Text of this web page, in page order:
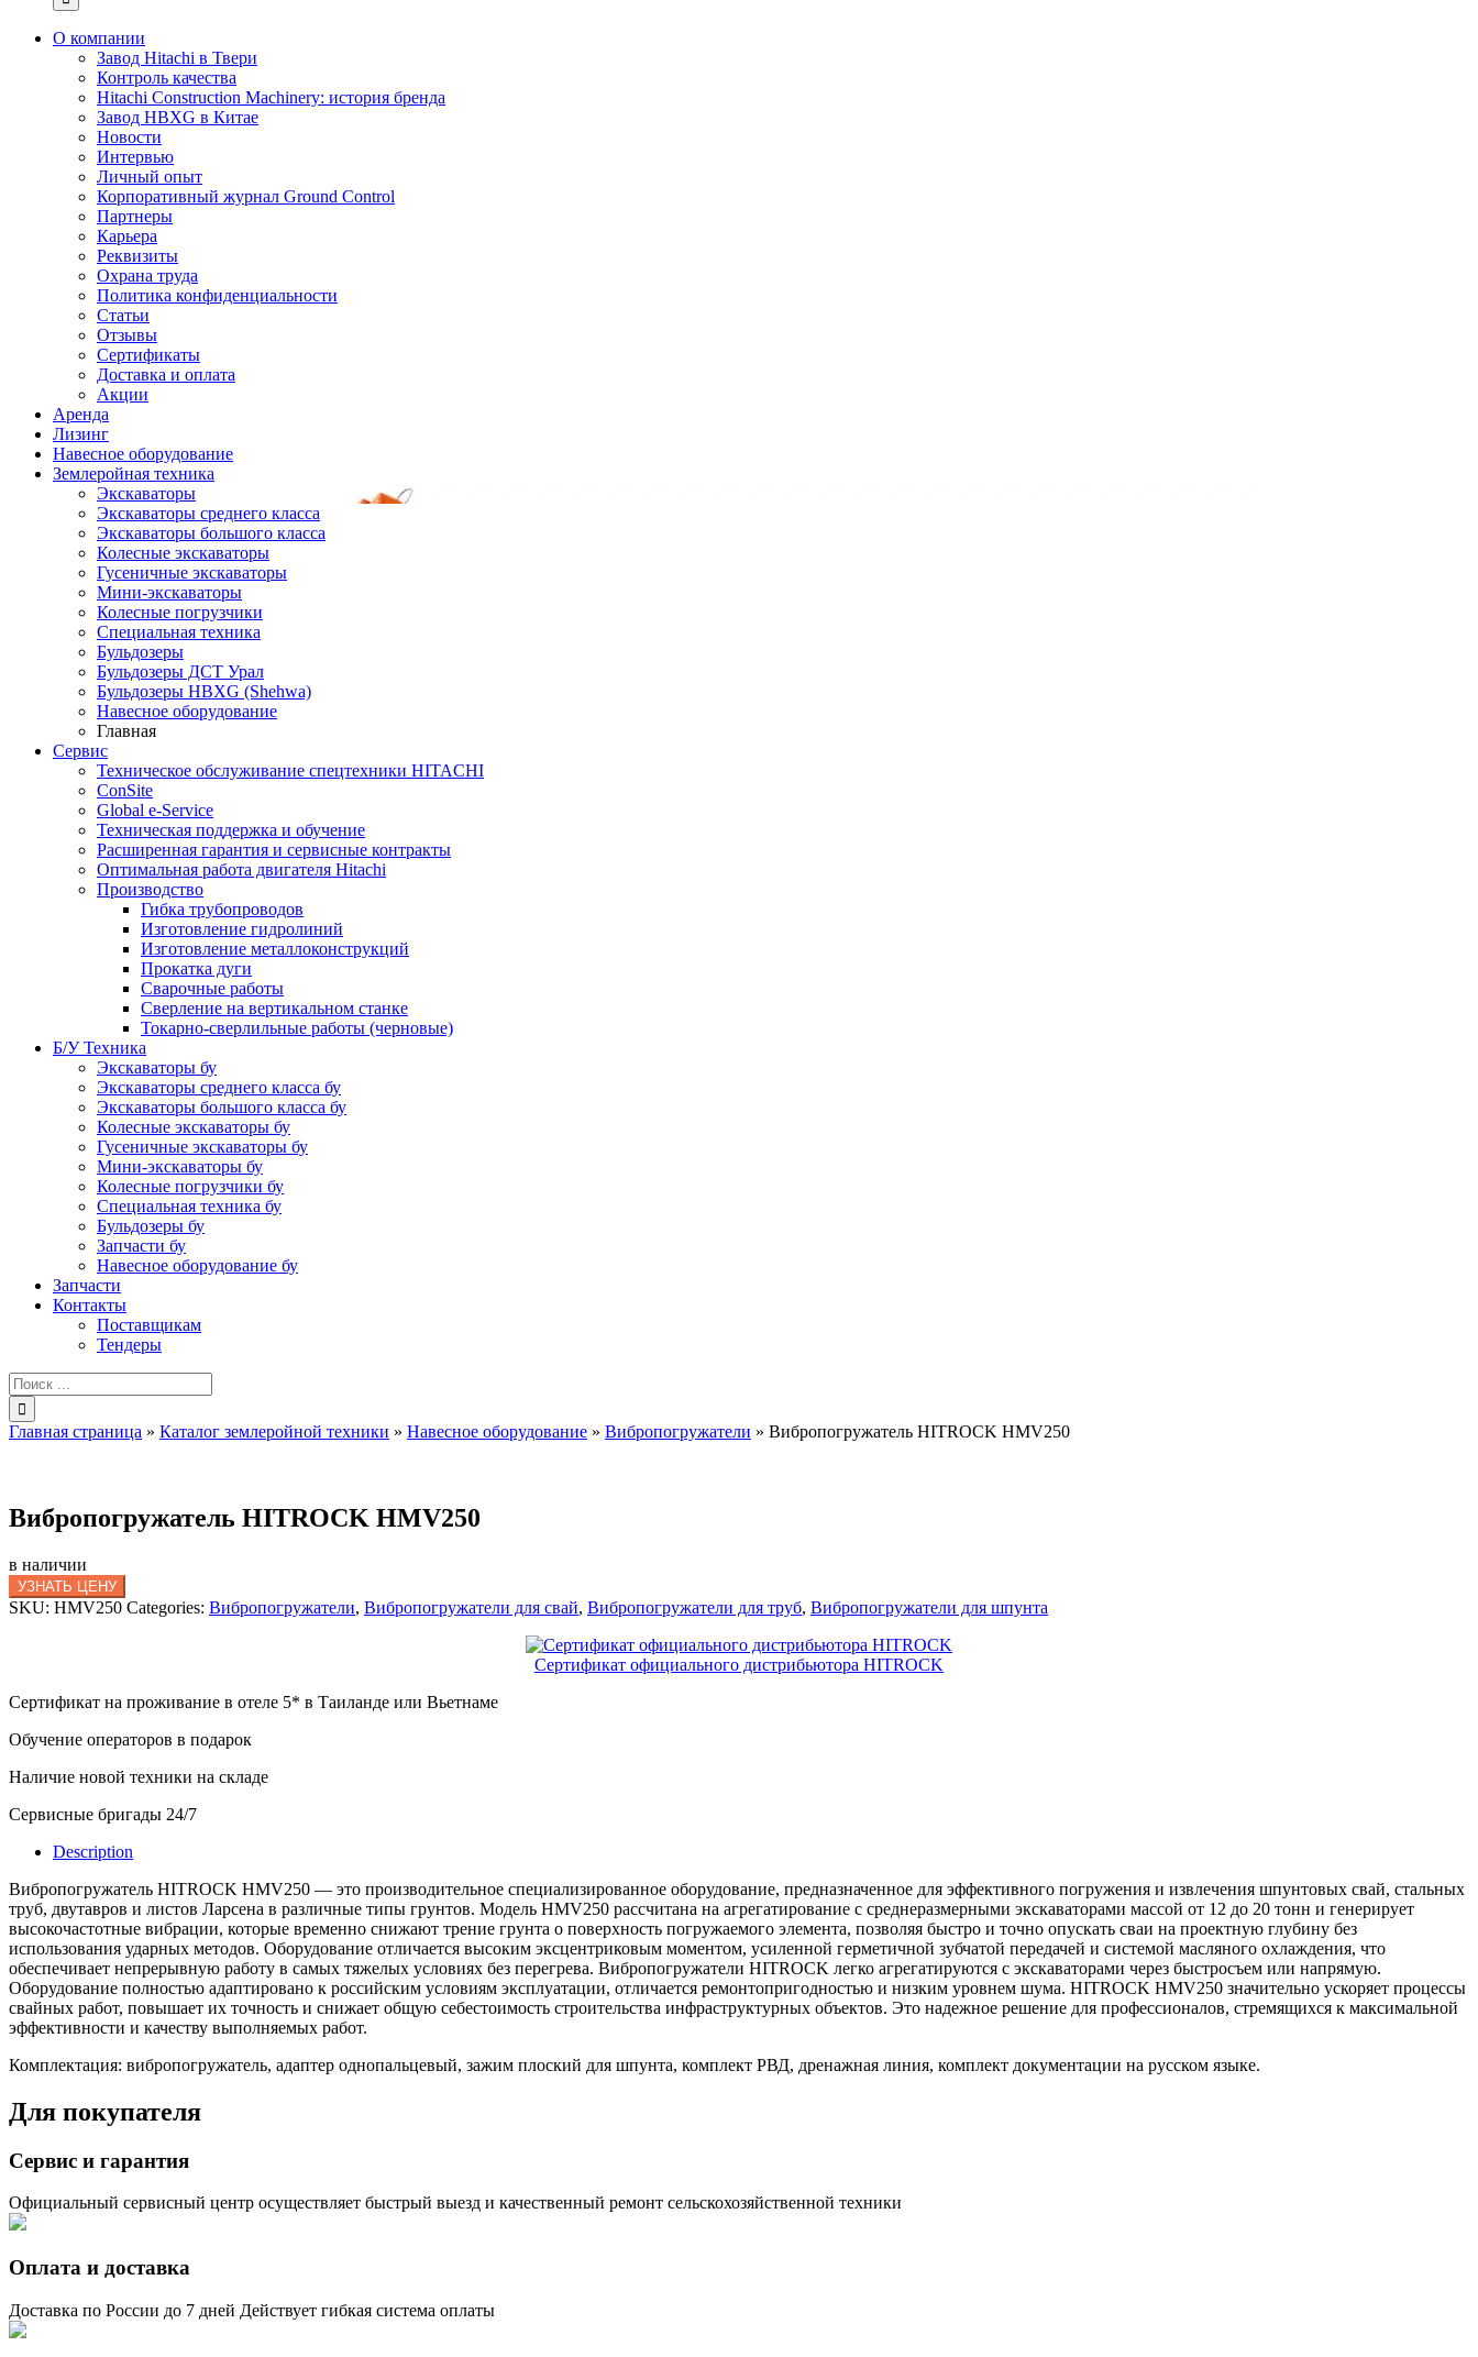
О компании
Завод Hitachi в Твери
Контроль качества
Hitachi Construction Machinery: история бренда
Завод HBXG в Китае
Новости
Интервью
Личный опыт
Корпоративный журнал Ground Control
Партнеры
Карьера
Реквизиты
Охрана труда
Политика конфиденциальности
Статьи
Отзывы
Сертификаты
Доставка и оплата
Акции
Аренда
Лизинг
Навесное оборудование
Землеройная техника
Экскаваторы
Экскаваторы среднего класса
Экскаваторы большого класса
Колесные экскаваторы
Гусеничные экскаваторы
Мини-экскаваторы
Колесные погрузчики
Специальная техника
Бульдозеры
Бульдозеры ДСТ Урал
Бульдозеры HBXG (Shehwa)
Навесное оборудование
Главная
Сервис
Техническое обслуживание спецтехники HITACHI
ConSite
Global e-Service
Техническая поддержка и обучение
Расширенная гарантия и сервисные контракты
Оптимальная работа двигателя Hitachi
Производство
Гибка трубопроводов
Изготовление гидролиний
Изготовление металлоконструкций
Прокатка дуги
Сварочные работы
Сверление на вертикальном станке
Токарно-сверлильные работы (черновые)
Б/У Техника
Экскаваторы бу
Экскаваторы среднего класса бу
Экскаваторы большого класса бу
Колесные экскаваторы бу
Гусеничные экскаваторы бу
Мини-экскаваторы бу
Колесные погрузчики бу
Специальная техника бу
Бульдозеры бу
Запчасти бу
Навесное оборудование бу
Запчасти
Контакты
Поставщикам
Тендеры
Результат
поиска:
Главная страница » Каталог землеройной техники » Навесное оборудование » Вибропогружатели » Вибропогружатель HITROCK HMV250
Вибропогружатель HITROCK HMV250
в наличии
УЗНАТЬ ЦЕНУ
SKU: HMV250 Categories: Вибропогружатели, Вибропогружатели для свай, Вибропогружатели для труб, Вибропогружатели для шпунта
Сертификат официального дистрибьютора HITROCK
Сертификат на проживание в отеле 5* в Таиланде или Вьетнаме
Обучение операторов в подарок
Наличие новой техники на складе
Сервисные бригады 24/7
Description
Вибропогружатель HITROCK HMV250 — это производительное специализированное оборудование, предназначенное для эффективного погружения и извлечения шпунтовых свай, стальных
труб, двутавров и листов Ларсена в различные типы грунтов. Модель HMV250 рассчитана на агрегатирование с среднеразмерными экскаваторами массой от 12 до 20 тонн и генерирует
высокочастотные вибрации, которые временно снижают трение грунта о поверхность погружаемого элемента, позволяя быстро и точно опускать сваи на проектную глубину без
использования ударных методов. Оборудование отличается высоким эксцентриковым моментом, усиленной герметичной зубчатой передачей и системой масляного охлаждения, что
обеспечивает непрерывную работу в самых тяжелых условиях без перегрева. Вибропогружатели HITROCK легко агрегатируются с экскаваторами через быстросъем или напрямую.
Оборудование полностью адаптировано к российским условиям эксплуатации, отличается ремонтопригодностью и низким уровнем шума. HITROCK HMV250 значительно ускоряет процессы
свайных работ, повышает их точность и снижает общую себестоимость строительства инфраструктурных объектов. Это надежное решение для профессионалов, стремящихся к максимальной
эффективности и качеству выполняемых работ.
Комплектация: вибропогружатель, адаптер однопальцевый, зажим плоский для шпунта, комплект РВД, дренажная линия, комплект документации на русском языке.
Для покупателя
Сервис и гарантия
Официальный сервисный центр осуществляет быстрый выезд и качественный ремонт сельскохозяйственной техники
Оплата и доставка
Доставка по России до 7 дней Действует гибкая система оплаты